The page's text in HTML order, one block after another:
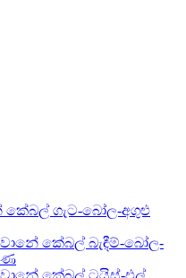
කේබල් ගැට-බෝල-අගුළු
කේබල් බැඳීම්-බෝල-
කේබල් ටයිස්-එල්